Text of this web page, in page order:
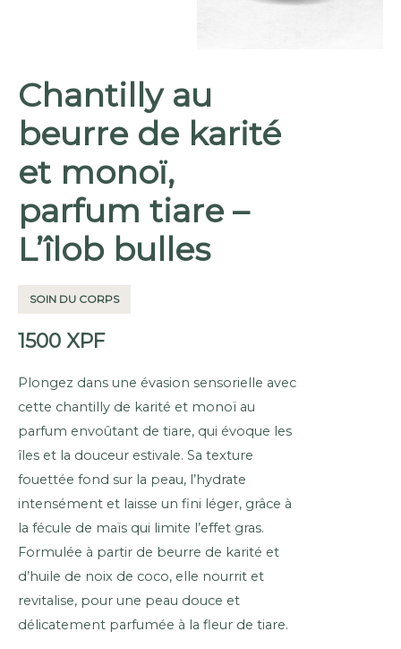
Chantilly au
beurre de karité
et monoï,
parfum tiare –
L’îlob bulles
SOIN DU CORPS
1500 XPF
Plongez dans une évasion sensorielle avec
cette chantilly de karité et monoï au
parfum envoûtant de tiare, qui évoque les
îles et la douceur estivale. Sa texture
fouettée fond sur la peau, l’hydrate
intensément et laisse un fini léger, grâce à
la fécule de maïs qui limite l’effet gras.
Formulée à partir de beurre de karité et
d’huile de noix de coco, elle nourrit et
revitalise, pour une peau douce et
délicatement parfumée à la fleur de tiare.